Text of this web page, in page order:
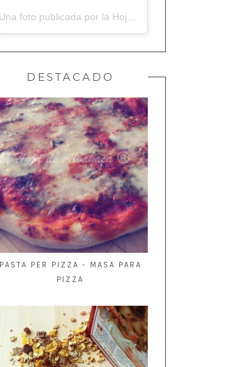
Una foto publicada por la Hoja de Albahaca (@lahojadealbahaca) el
DESTACADO
PASTA PER PIZZA - MASA PARA
PIZZA